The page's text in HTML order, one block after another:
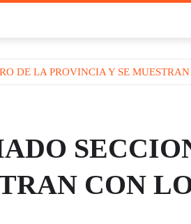
DE LA PROVINCIA Y SE
CON